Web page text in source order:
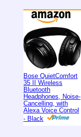
Bose QuietComfort
35 II Wireless
Bluetooth
Headphones, Noise-
Cancelling, with
Alexa Voice Control
- Black